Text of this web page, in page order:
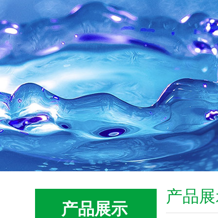
产品
产品展示